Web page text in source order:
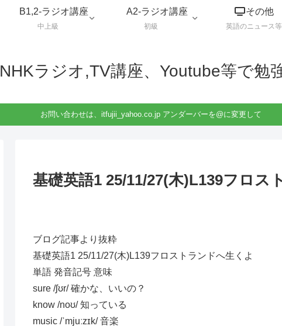
NHKラジオ,TV講座、Youtube等で勉
B1,2-ラジオ講座
中上級
A2-ラジオ講座
初級
その他
英語のニュース等
お問い合わせは、itfujii_yahoo.co.jp アンダーバーを@に変更して
基礎英語1 25/11/27(木)L139フロス
ブログ記事より抜粋
基礎英語1 25/11/27(木)L139フロストランドへ生くよ
単語 発音記号 意味
sure /ʃʊr/ 確かな、いいの？
know /noʊ/ 知っている
music /ˈmjuːzɪk/ 音楽